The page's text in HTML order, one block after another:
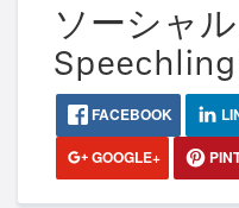
ソーシャ
FACEBOOK
GOOGLE+